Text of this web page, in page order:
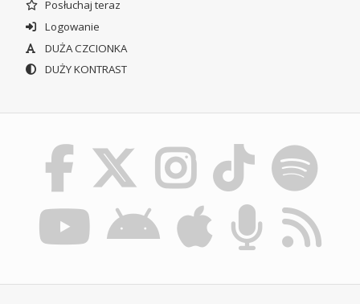
Posłuchaj teraz
Logowanie
DUŻA CZCIONKA
DUŻY KONTRAST